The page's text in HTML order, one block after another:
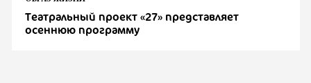
Театральный проект «27» представляет
осеннюю программу